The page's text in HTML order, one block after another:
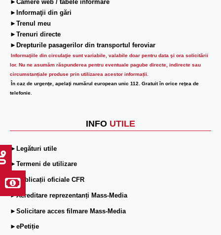
►Camere web / tabele informare
►Informaţii din gări
►Trenul meu
►Trenuri directe
►Drepturile pasagerilor din transportul feroviar
Informaţiile din circulaţie sunt variabile, valabile doar pentru data şi ora solicitării
lor. Nu ne asumăm răspunderea pentru eventuale pagube directe, indirecte sau
circumstanțiale produse prin utilizarea acestor informații.
În caz de urgenţe, apelaţi numărul european unic 112. Gratuit în orice reţea de
telefonie.
INFO UTILE
►Legături utile
►Termeni de utilizare
►Publicații oficiale CFR
►Acreditare reprezentanți Mass-Media
►Solicitare acces filmare Mass-Media
►ePetiție